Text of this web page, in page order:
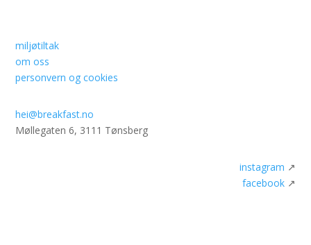
miljøtiltak
om oss
personvern og cookies
hei@breakfast.no
Møllegaten 6, 3111 Tønsberg
instagram ↗
facebook↗